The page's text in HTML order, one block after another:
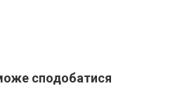
сподобатися